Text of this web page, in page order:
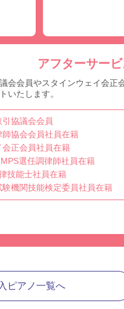
アフターサー
会会員やスタインウェイ会正
いたします。
協議会会員
師協会会員社員在籍
会正会員社員在籍
選任調律師社員在籍
技能士社員在籍
機関技能検定委員社員在籍
ピアノ一覧へ